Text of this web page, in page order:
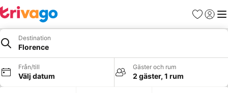
Favoriter
Logga
Destination
Florence
Från/till
Välj datum
Gäster och rum
2 gäster, 1 rum